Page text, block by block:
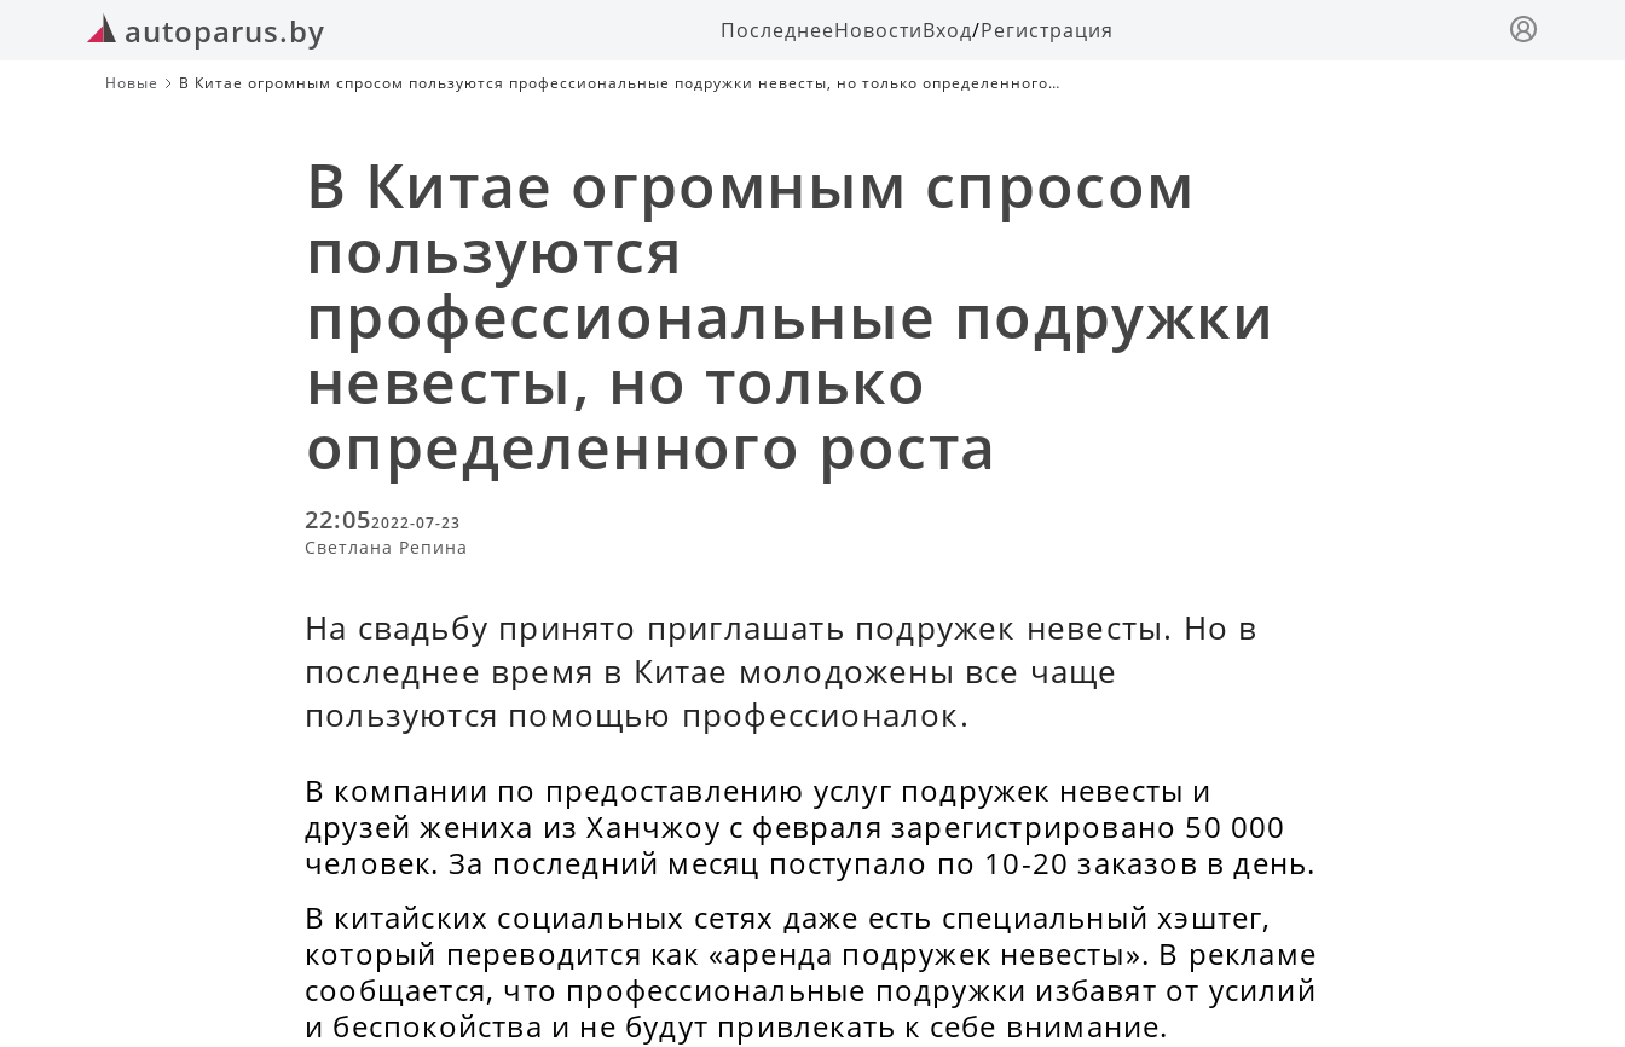
autoparus.by ПоследнееНовостиВход/Регистрация
Новые
В Китае огромным спросом пользуются профессиональные подружки невесты, но только определенного
В Китае огромным спросом
пользуются
профессиональные подружки
невесты, но только
определенного роста
22:052022-07-23
Светлана Репина
На свадьбу принято приглашать подружек невесты. Но в
последнее время в Китае молодожены все чаще
пользуются помощью профессионалок.
В компании по предоставлению услуг подружек невесты и
друзей жениха из Ханчжоу с февраля зарегистрировано 50 000
человек. За последний месяц поступало по 10-20 заказов в день.
В китайских социальных сетях даже есть специальный хэштег,
который переводится как «аренда подружек невесты». В рекламе
сообщается, что профессиональные подружки избавят от усилий
и беспокойства и не будут привлекать к себе внимание.